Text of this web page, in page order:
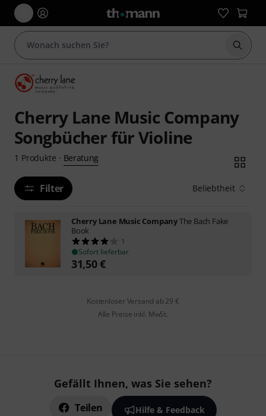
Suche
Cherry Lane Music Company
Songbücher für Violine
1 Produkte · Beratung
Filter Beliebtheit
Cherry Lane Music CompanyThe Bach Fake
Book
1
Sofort lieferbar
31,50€
Kostenloser Versand ab 29 €
Alle Preise inkl. MwSt.
Gefällt Ihnen, was Sie sehen?
Teilen Hilfe & Feedback